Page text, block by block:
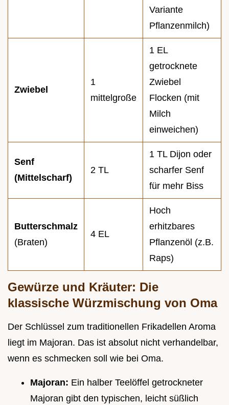
Variante
Pflanzenmilch)
Zwiebel
1
mittelgroße
1 EL
getrocknete
Zwiebel
Flocken (mit
Milch
einweichen)
Senf
(Mittelscharf)
2 TL
1 TL Dijon oder
scharfer Senf
für mehr Biss
Butterschmalz
(Braten)
4 EL
Hoch
erhitzbares
Pflanzenöl (z.B.
Raps)
Gewürze und Kräuter: Die
klassische Würzmischung von Oma
Der Schlüssel zum traditionellen Frikadellen Aroma
liegt im Majoran. Das ist absolut nicht verhandelbar,
wenn es schmecken soll wie bei Oma.
Majoran: Ein halber Teelöffel getrockneter
Majoran gibt den typischen, leicht süßlich